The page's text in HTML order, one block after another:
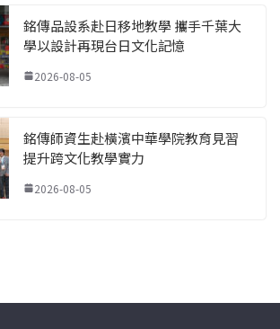
銘傳品設系赴日移地教學 攜手千葉大
學以設計再現台日文化記憶
2026-08-05
銘傳師資生赴橫濱中華學院教育見習
提升跨文化教學實力
2026-08-05